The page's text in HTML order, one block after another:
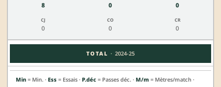
8 0 0
0 0 0
TOTAL · 2024-25
Min = Min. · Ess = Essais · P.déc = Passes déc. · M/m = Mètres/match ·